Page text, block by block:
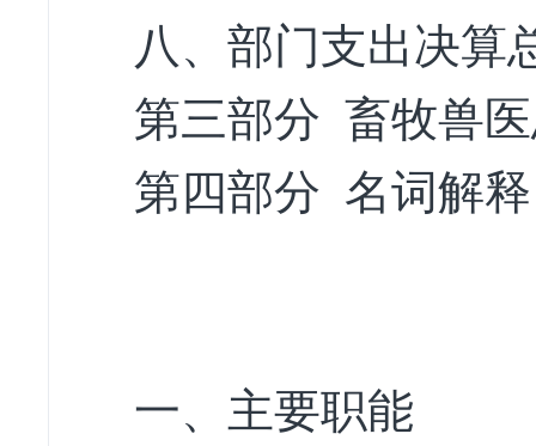
八、部门支出决算
第三部分 畜牧兽
第四部分 名词解释
一、主要职能